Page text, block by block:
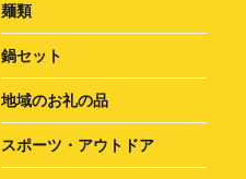
麺類
鍋セット
地域のお礼の品
スポーツ・アウトドア